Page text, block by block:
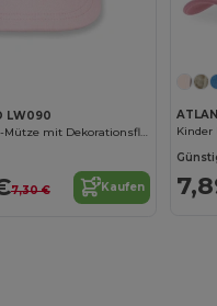
LW090
Weiche Baby-Mütze mit Dekorationsfläche
7,30 € Kaufen